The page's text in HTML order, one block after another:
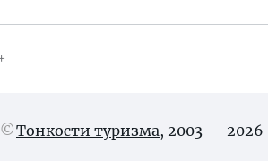
Тонкости туризма, 2003 — 2026